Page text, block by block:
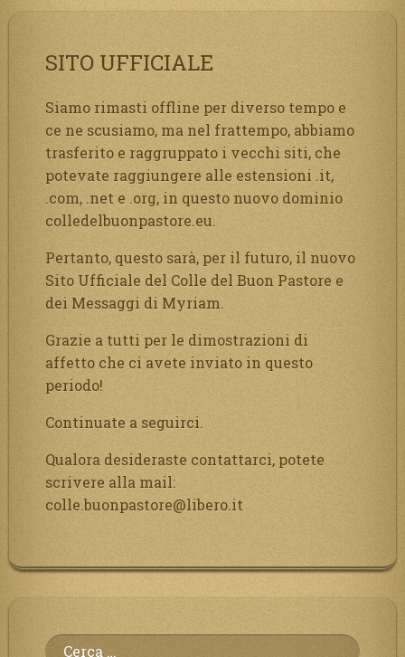
SITO UFFICIALE
Siamo rimasti offline per diverso tempo e
ce ne scusiamo, ma nel frattempo, abbiamo
trasferito e raggruppato i vecchi siti, che
potevate raggiungere alle estensioni .it,
.com, .net e .org, in questo nuovo dominio
colledelbuonpastore.eu.
Pertanto, questo sarà, per il futuro, il nuovo
Sito Ufficiale del Colle del Buon Pastore e
dei Messaggi di Myriam.
Grazie a tutti per le dimostrazioni di
affetto che ci avete inviato in questo
periodo!
Continuate a seguirci.
Qualora desideraste contattarci, potete
scrivere alla mail:
colle.buonpastore@libero.it
Ricerca